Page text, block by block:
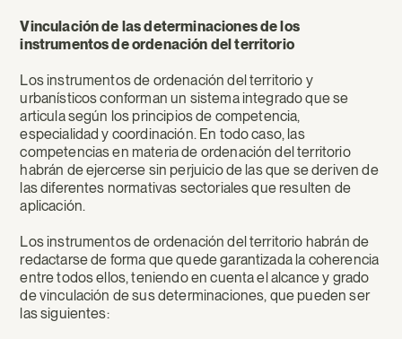
Vinculación de las determinaciones de los
instrumentos de ordenación del territorio
Los instrumentos de ordenación del territorio y
urbanísticos conforman un sistema integrado que se
articula según los principios de competencia,
especialidad y coordinación. En todo caso, las
competencias en materia de ordenación del territorio
habrán de ejercerse sin perjuicio de las que se deriven de
las diferentes normativas sectoriales que resulten de
aplicación.
Los instrumentos de ordenación del territorio habrán de
redactarse de forma que quede garantizada la coherencia
entre todos ellos, teniendo en cuenta el alcance y grado
de vinculación de sus determinaciones, que pueden ser
las siguientes: